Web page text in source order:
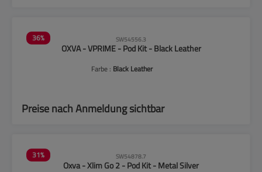
36% SW54556.3
OXVA - VPRIME - Pod Kit - Black Leather
Farbe : Black Leather
Preise nach Anmeldung sichtbar
31% SW54878.7
Oxva - Xlim Go 2 - Pod Kit - Metal Silver